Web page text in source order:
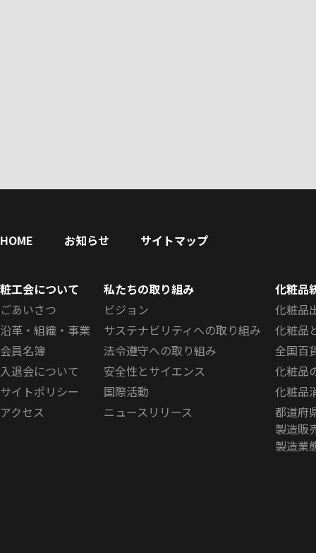
HOME お知らせ サイトマップ
粧工会について
ごあいさつ
沿革・組織・事業
会員名簿
入退会について
サイトポリシー
アクセス
私たちの取り組み
ビジョン
サステナビリティへの取り組み
法令遵守への取り組み
安全性とサイエンス
国際活動
ニュースリリース
化粧品
化粧品
化粧品
全国百
化粧品
化粧品
都道府
製造販
製造業